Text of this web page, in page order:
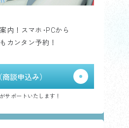
内！スマホ･PCから
カンタン予約！
談申込み）
サポートいたします！